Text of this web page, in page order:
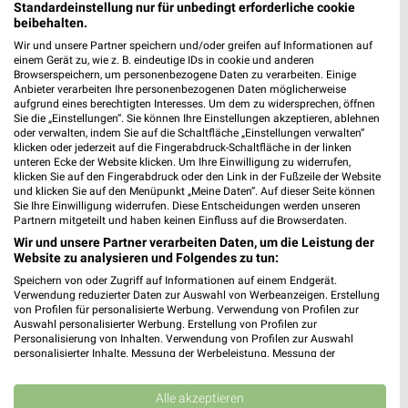
55,1 km
XXXL Express
Noch heute gültig
27,3 km
Dieter Knoll
Gültig bis Fr. 14.08.
Opti Wohnwelt Kaufland
Standardeinstellung nur für unbedingt erforderliche cookie
beibehalten.
Wir und unsere Partner speichern und/oder greifen auf Informationen auf
einem Gerät zu, wie z. B. eindeutige IDs in cookie und anderen
Browserspeichern, um personenbezogene Daten zu verarbeiten. Einige
Anbieter verarbeiten Ihre personenbezogenen Daten möglicherweise
aufgrund eines berechtigten Interesses. Um dem zu widersprechen, öffnen
Sie die „Einstellungen“. Sie können Ihre Einstellungen akzeptieren, ablehnen
oder verwalten, indem Sie auf die Schaltfläche „Einstellungen verwalten“
klicken oder jederzeit auf die Fingerabdruck-Schaltfläche in der linken
unteren Ecke der Website klicken. Um Ihre Einwilligung zu widerrufen,
klicken Sie auf den Fingerabdruck oder den Link in der Fußzeile der Website
und klicken Sie auf den Menüpunkt „Meine Daten“. Auf dieser Seite können
Sie Ihre Einwilligung widerrufen. Diese Entscheidungen werden unseren
Partnern mitgeteilt und haben keinen Einfluss auf die Browserdaten.
Wir und unsere Partner verarbeiten Daten, um die Leistung der
Website zu analysieren und Folgendes zu tun:
Speichern von oder Zugriff auf Informationen auf einem Endgerät.
Verwendung reduzierter Daten zur Auswahl von Werbeanzeigen. Erstellung
von Profilen für personalisierte Werbung. Verwendung von Profilen zur
Auswahl personalisierter Werbung. Erstellung von Profilen zur
Personalisierung von Inhalten. Verwendung von Profilen zur Auswahl
personalisierter Inhalte. Messung der Werbeleistung. Messung der
Kombinationen von Daten aus verschiedenen Quellen. Entwicklung und
Verbesserung der Angebote. Verwendung reduzierter Daten zur Auswahl
Alle akzeptieren